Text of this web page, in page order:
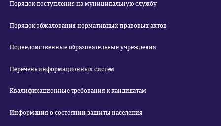
Порядок поступления на муниципальную службу
Порядок обжалования нормативных правовых актов
Подведомственные образовательные учреждения
Перечень информационных систем
Квалификационные требования к кандидатам
Информация о состоянии защиты населения